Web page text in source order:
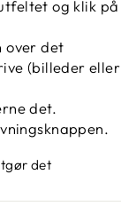
og klik på
over det
(billeder eller
det.
det
Pinterest